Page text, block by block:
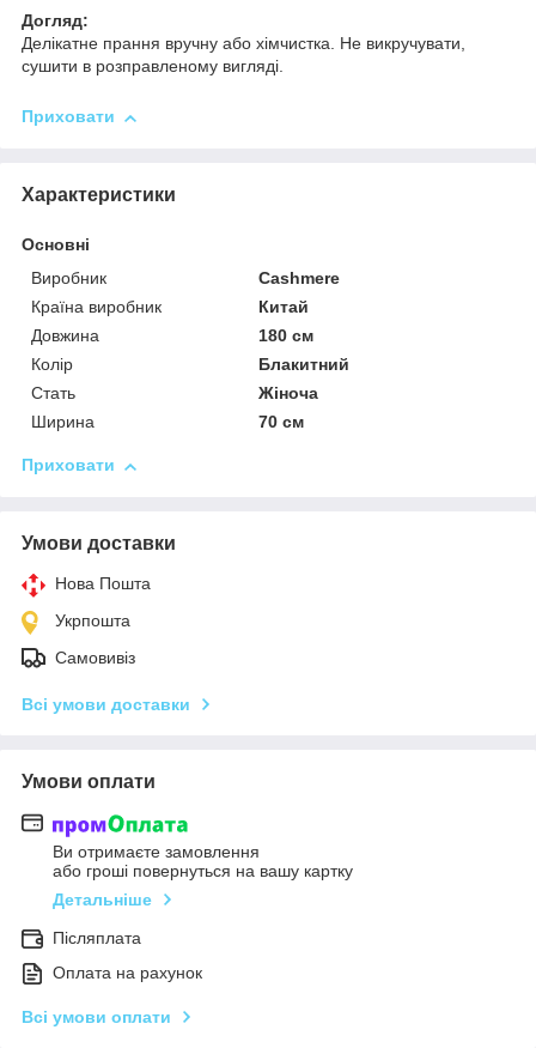
Догляд:
Делікатне прання вручну або хімчистка. Не викручувати,
сушити в розправленому вигляді.
Приховати
Характеристики
Основні
Виробник
Cashmere
Країна виробник
Китай
Довжина
180 см
Колір
Блакитний
Стать
Жіноча
Ширина
70 см
Приховати
Умови доставки
Нова Пошта
Укрпошта
Самовивіз
Всі умови доставки
Умови оплати
Ви отримаєте замовлення
або гроші повернуться на вашу картку
Детальніше
Післяплата
Оплата на рахунок
Всі умови оплати